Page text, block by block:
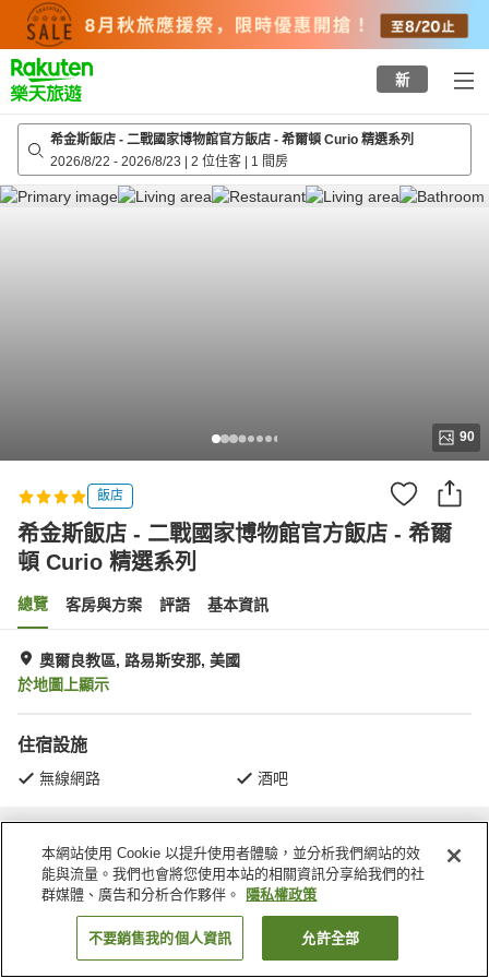
top
page
新
希金斯飯店 - 二戰國家博物館官方飯店 - 希爾頓 Curio 精選系列
2026/8/22 - 2026/8/23 | 2 位住客 | 1 間房
90
飯店
希金斯飯店 - 二戰國家博物館官方飯店 - 希爾
頓 Curio 精選系列
總覽 客房與方案 評語 基本資訊
奧爾良教區, 路易斯安那, 美國
於地圖上顯示
住宿設施
無線網路 酒吧
希金斯飯店 - 二戰國家博物館官方飯店 - 希爾頓 Curio 精選系列
找客房
本網站使用 Cookie 以提升使用者體驗，並分析我們網站的效
能與流量。我們也會將您使用本站的相關資訊分享給我們的社
群媒體、廣告和分析合作夥伴。
隱私權政策
不要銷售我的個人資訊 允許全部